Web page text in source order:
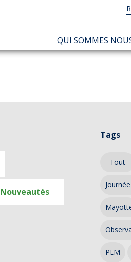
NAVIGATION
PRINCIPALE
QUI SOMMES
Nouveautés
Tags
- Tout -
PEM